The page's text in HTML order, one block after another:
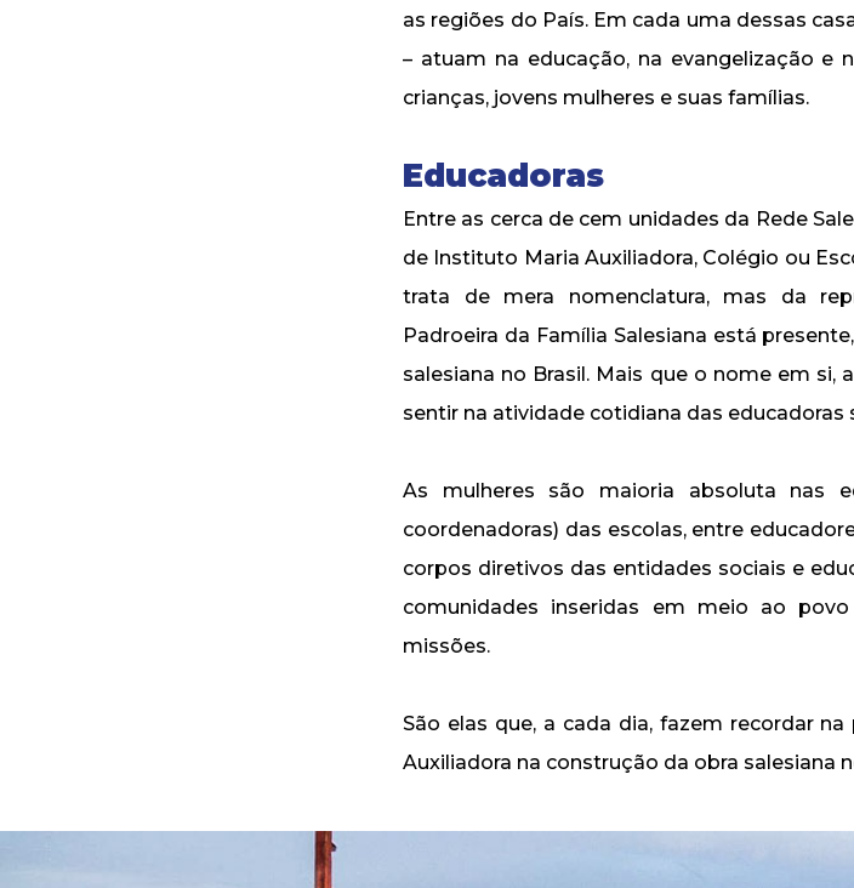
as regiões do País. Em cada uma dessas
– atuam na educação, na evangelização e
crianças, jovens mulheres e suas famílias.
Educadoras
Entre as cerca de cem unidades da Rede
de Instituto Maria Auxiliadora, Colégio ou
trata de mera nomenclatura, mas da
Padroeira da Família Salesiana está
salesiana no Brasil. Mais que o nome em si,
sentir na atividade cotidiana das educadoras
As mulheres são maioria absoluta nas
coordenadoras) das escolas, entre
corpos diretivos das entidades sociais e
comunidades inseridas em meio ao
missões.
São elas que, a cada dia, fazem recordar
Auxiliadora na construção da obra salesiana